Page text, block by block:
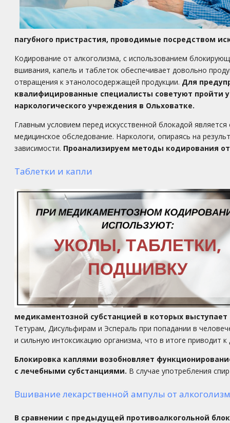
пагубного пристрастия, проводимые посредством
Кодирование от алкоголизма, с использованием
вшивания, капель и таблеток обеспечивает довольно
отвращения к этанолосодержащей продукции. Для
квалифицированные специалисты советуют пройти
наркологического учреждения в Ольховатке.
Главным условием перед искусственной блокадой
медицинское обследование. Наркологи, опираясь на
зависимости. Проанализируем методы кодирования
Таблетки и капли
медикаментозной субстанцией в которых
Тетурам, Дисульфирам и Эспераль при попадании в
и сильную интоксикацию организма, что в итоге приводит
Блокировка каплями возобновляет
с лечебными субстанциями. В случае употребления
Вшивание лекарственной ампулы от
В сравнении с предыдущей противоалкогольной